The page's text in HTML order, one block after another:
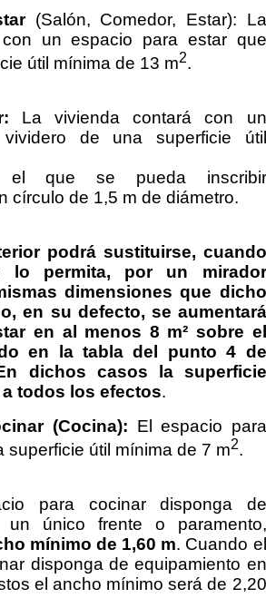
(Salón, Comedor, Estar): La
un espacio para estar que
útil mínima de 13 m2.
La vivienda contará con un
vividero de una superficie útil
que se pueda inscribir
círculo de 1,5 m de diámetro.
podrá sustituirse, cuando
lo permita, por un mirador
dimensiones que dicho
en su defecto, se aumentará
en al menos 8 m² sobre el
en la tabla del punto 4 de
dichos casos la superficie
todos los efectos.
(Cocina): El espacio para
superficie útil mínima de 7 m2.
para cocinar disponga de
un único frente o paramento,
mínimo de 1,60 m. Cuando el
disponga de equipamiento en
el ancho mínimo será de 2,20